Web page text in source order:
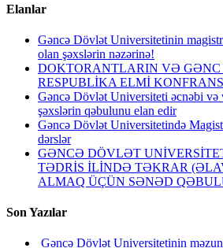
Elanlar
Gəncə Dövlət Universitetinin
olan şəxslərin nəzərinə!
DOKTORANTLARIN VƏ
RESPUBLİKA ELMİ
Gəncə Dövlət Universiteti əcnəbi və
şəxslərin qəbulunu elan edir
Gəncə Dövlət Universitetində
dərslər
GƏNCƏ DÖVLƏT
TƏDRİS İLİNDƏ TƏKRAR
ALMAQ ÜÇÜN SƏNƏD
Son Yazılar
Gəncə Dövlət Universitetinin